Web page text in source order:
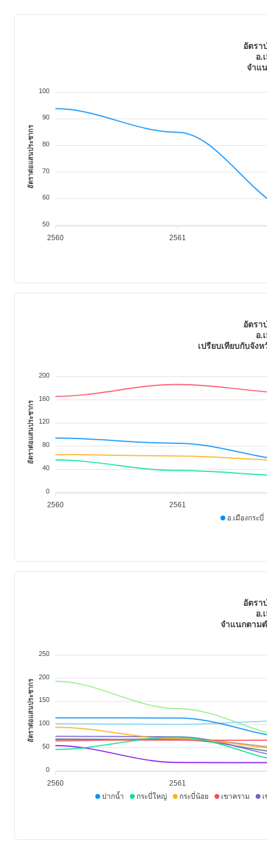
2560 2561
อัตรา
อ.
จำแ
100
90
80
70
60
50
อัตราต่อแสนประชากร
อ.เมืองกระบี่
2560 2561
อัตรา
อ.
เปรียบเทียบกับจัง
200
160
120
80
40
0
อัตราต่อแสนประชากร
ปากน้ำ กระบี่ใหญ่ กระบี่น้อย เขาคราม
2560 2561
อัตรา
อ.
จำแนกตาม
250
200
150
100
50
0
อัตราต่อแสนประชากร